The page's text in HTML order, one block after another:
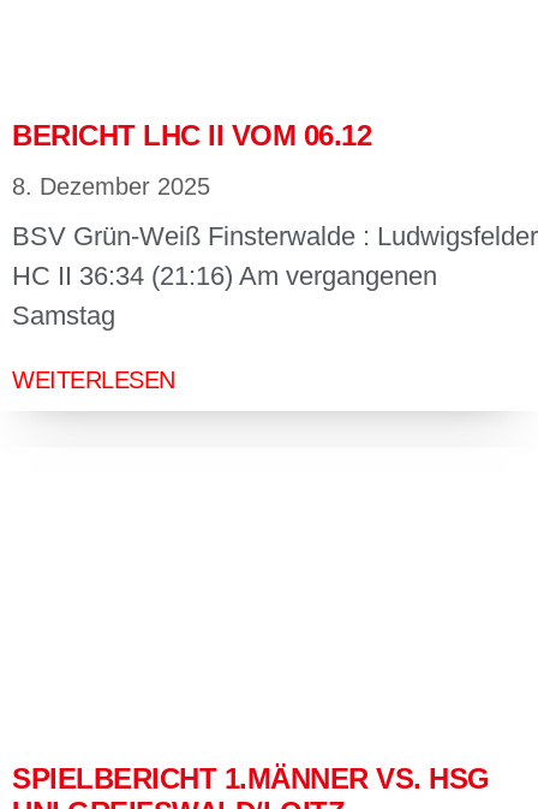
BERICHT LHC II VOM 06.12
8. Dezember 2025
BSV Grün-Weiß Finsterwalde : Ludwigsfelder
HC II 36:34 (21:16) Am vergangenen
Samstag
WEITERLESEN
SPIELBERICHT 1.MÄNNER VS. HSG